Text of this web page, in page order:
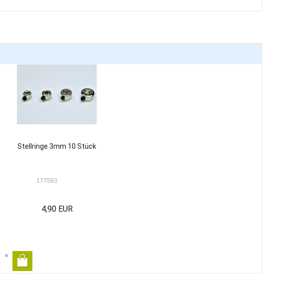
Stellringe 3mm 10 Stück
177583
4,90 EUR